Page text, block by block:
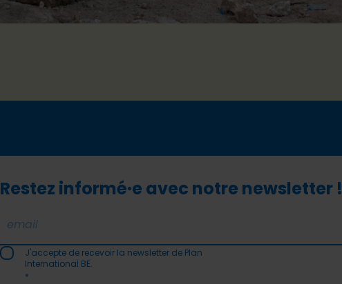
Restez informé·e avec notre newsletter !
J'accepte de recevoir la newsletter de Plan
International BE.
*